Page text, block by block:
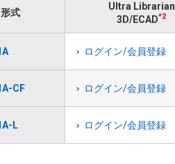
形式
Ultra Librarian
3D/ECAD*2
ログイン/会員登録
CF ログイン/会員登録
L ログイン/会員登録